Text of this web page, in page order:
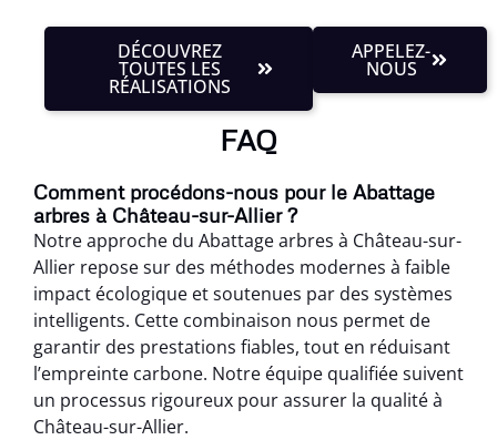
DÉCOUVREZ
TOUTES LES
RÉALISATIONS
APPELEZ-
NOUS
FAQ
Comment procédons-nous pour le Abattage
arbres à Château-sur-Allier ?
Notre approche du Abattage arbres à Château-sur-
Allier repose sur des méthodes modernes à faible
impact écologique et soutenues par des systèmes
intelligents. Cette combinaison nous permet de
garantir des prestations fiables, tout en réduisant
l’empreinte carbone. Notre équipe qualifiée suivent
un processus rigoureux pour assurer la qualité à
Château-sur-Allier.